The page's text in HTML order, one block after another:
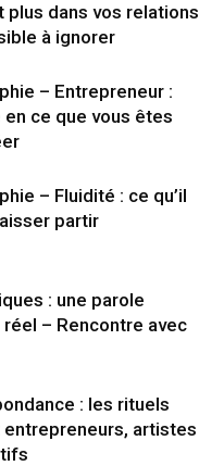
plus dans vos relations
à ignorer
– Entrepreneur :
en ce que vous êtes
– Fluidité : ce qu’il
partir
: une parole
– Rencontre avec
: les rituels
artistes